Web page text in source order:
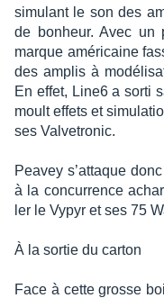
simu­lant le son des
de bonheur. Avec
marque améri­caine
des amplis à
En effet, Line6 a sorti
moult effets et
ses Valve­tro­nic.
Peavey s’at­taque
à la concur­rence
ler le Vypyr et ses 75
À la sortie du carton
Face à cette grosse